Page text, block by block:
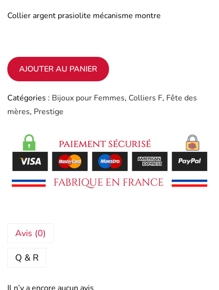
Collier argent prasiolite mécanisme montre
AJOUTER AU PANIER
Catégories : Bijoux pour Femmes, Colliers F, Fête des
mères, Prestige
Avis (0)
Q & R